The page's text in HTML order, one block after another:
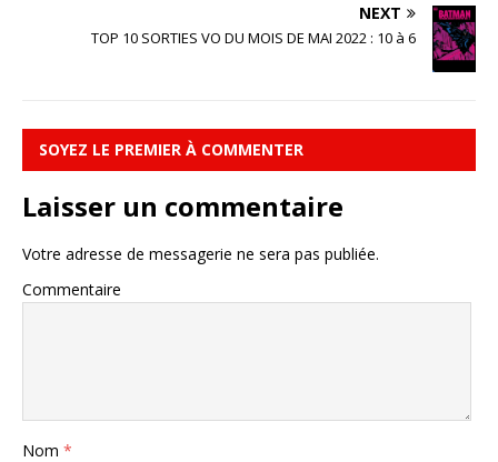
NEXT
TOP 10 SORTIES VO DU MOIS DE MAI 2022 : 10 à 6
SOYEZ LE PREMIER À COMMENTER
Laisser un commentaire
Votre adresse de messagerie ne sera pas publiée.
Commentaire
Nom *